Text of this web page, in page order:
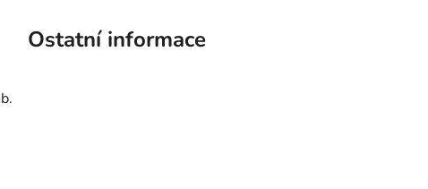
Ostatní informace